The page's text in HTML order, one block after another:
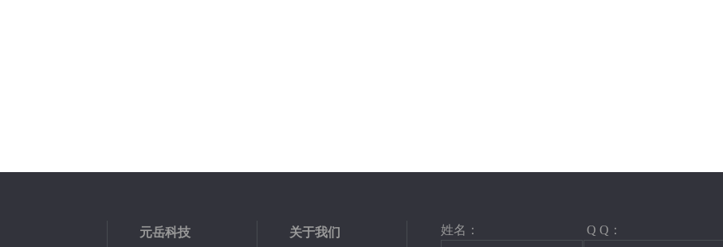
元岳科技 关于我们 姓名： Q Q：